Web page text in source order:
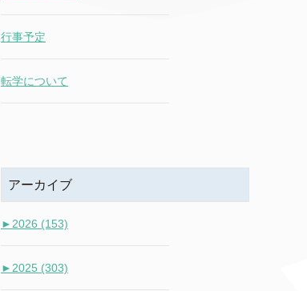
行事予定
転学について
アーカイブ
► 2026 (153)
► 2025 (303)